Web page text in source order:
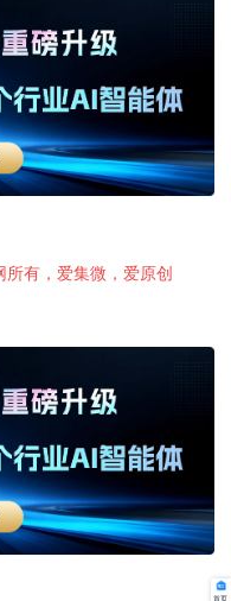
有，爱集微，爱原创
首页